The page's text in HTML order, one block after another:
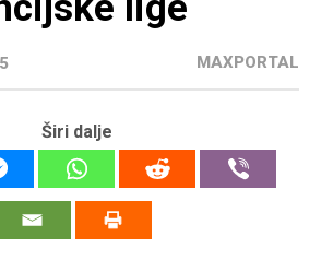
MAXPORTAL
Širi dalje